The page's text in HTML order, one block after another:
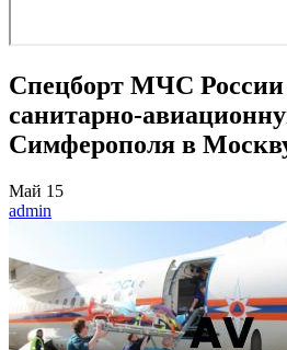
Спецборт МЧС России
санитарно-
Симферополя в
Май 15
admin